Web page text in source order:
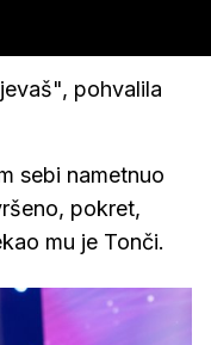
pohvalila
sebi nametnuo
pokret,
mu je Tonči.